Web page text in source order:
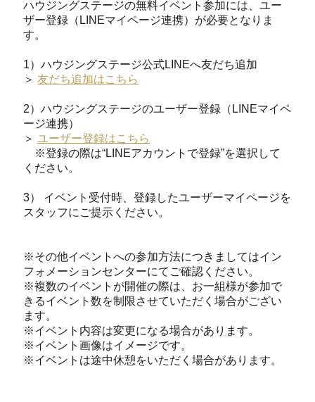
ハウジングステージの無料イベント参加には、ユー
ザー登録（LINEマイページ連携）が必要となりま
す。
1）ハウジングステージ公式LINEへ友だち追加
＞友だち追加はこちら
2）ハウジングステージのユーザー登録（LINEマイペ
ージ連携）
＞ ユーザー登録はこちら
※登録の際は“LINEアカウントで登録”を選択して
ください。
3） イベント受付時、登録したユーザーマイページを
スタッフにご提示ください。
※その他イベントへの参加方法につきましてはイン
フォメーションセンターにてご確認ください。
※複数のイベントが開催の際は、お一組様が参加で
きるイベント数を制限させていただく場合がござい
ます。
※イベント内容は変更になる場合があります。
※イベント画像はイメージです。
※イベントは途中休憩をいただく場合があります。